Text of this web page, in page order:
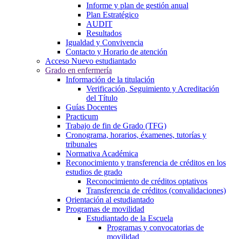
Informe y plan de gestión anual
Plan Estratégico
AUDIT
Resultados
Igualdad y Convivencia
Contacto y Horario de atención
Acceso Nuevo estudiantado
Grado en enfermería
Información de la titulación
Verificación, Seguimiento y Acreditación
del Título
Guías Docentes
Practicum
Trabajo de fin de Grado (TFG)
Cronograma, horarios, éxamenes, tutorías y
tribunales
Normativa Académica
Reconocimiento y transferencia de créditos en los
estudios de grado
Reconocimiento de créditos optativos
Transferencia de créditos (convalidaciones)
Orientación al estudiantado
Programas de movilidad
Estudiantado de la Escuela
Programas y convocatorias de
movilidad